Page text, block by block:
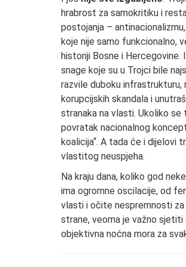
hrabrost za samokritiku i
postojanja –
koje nije samo funkcionalno,
historiji Bosne i Hercegovine.
snage koje su u Trojci bile
razvile duboku infrastrukturu,
korupcijskih skandala i
stranaka na vlasti. Ukoliko se
povratak nacionalnog
koalicija“. A tada će i dijelovi
vlastitog neuspjeha.
Na kraju dana, koliko god
ima ogromne oscilacije, od
vlasti i očite nespremnosti
strane, veoma je važno sjetiti
objektivna noćna mora za